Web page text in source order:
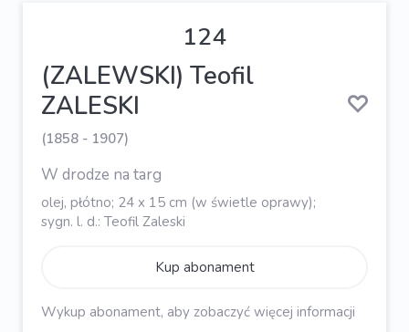
124
(ZALEWSKI) Teofil
ZALESKI
(1858 - 1907)
W drodze na targ
olej, płótno; 24 x 15 cm (w świetle oprawy);
sygn. l. d.: Teofil Zaleski
Kup abonament
Wykup abonament, aby zobaczyć więcej informacji